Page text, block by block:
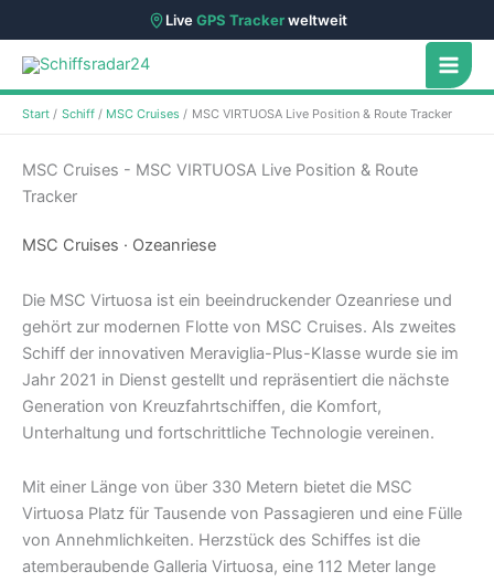
LiveGPS Trackerweltweit
Zum
Inhalt
springen
Start Schiff MSC Cruises MSC VIRTUOSA Live Position & Route Tracker
MSC Cruises - MSC VIRTUOSA Live Position & Route
Tracker
MSC Cruises · Ozeanriese
Die MSC Virtuosa ist ein beeindruckender Ozeanriese und
gehört zur modernen Flotte von MSC Cruises. Als zweites
Schiff der innovativen Meraviglia-Plus-Klasse wurde sie im
Jahr 2021 in Dienst gestellt und repräsentiert die nächste
Generation von Kreuzfahrtschiffen, die Komfort,
Unterhaltung und fortschrittliche Technologie vereinen.
Mit einer Länge von über 330 Metern bietet die MSC
Virtuosa Platz für Tausende von Passagieren und eine Fülle
von Annehmlichkeiten. Herzstück des Schiffes ist die
atemberaubende Galleria Virtuosa, eine 112 Meter lange